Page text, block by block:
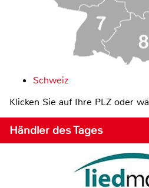
Schweiz
Klicken Sie auf Ihre PLZ oder
Händler des Tages